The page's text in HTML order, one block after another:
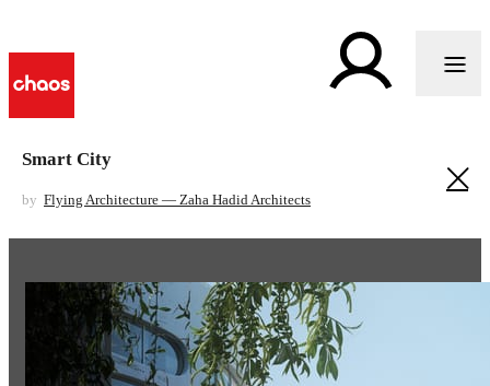
Smart City
by Flying Architecture — Zaha Hadid Architects